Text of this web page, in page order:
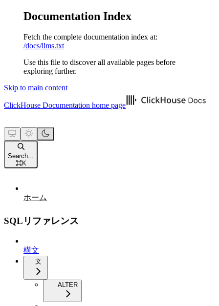
Documentation Index
Fetch the complete documentation index at:
/docs/llms.txt
Use this file to discover all available pages before
exploring further.
Skip to main content
ClickHouse Documentation home page
Search...
⌘K
ホーム
SQLリファレンス
構文
文
ALTER